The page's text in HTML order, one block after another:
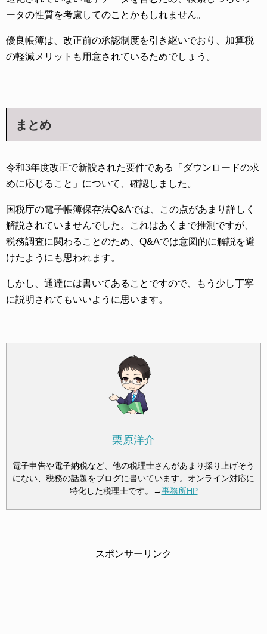
ータの性質を考慮してのことかもしれません。
優良帳簿は、改正前の承認制度を引き継いでおり、加算税
の軽減メリットも用意されているためでしょう。
まとめ
令和3年度改正で新設された要件である「ダウンロードの求
めに応じること」について、確認しました。
国税庁の電子帳簿保存法Q&Aでは、この点があまり詳しく
解説されていませんでした。これはあくまで推測ですが、
税務調査に関わることのため、Q&Aでは意図的に解説を避
けたようにも思われます。
しかし、通達には書いてあることですので、もう少し丁寧
に説明されてもいいように思います。
栗原洋介
電子申告や電子納税など、他の税理士さんがあまり採り上げそう
にない、税務の話題をブログに書いています。オンライン対応に
特化した税理士です。→事務所HP
スポンサーリンク